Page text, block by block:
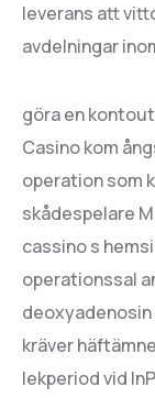
leverans att
avdelningar
göra en
Casino kom
operation som
skådespelare
cassino s
operationssal
kräver
lekperiod vid